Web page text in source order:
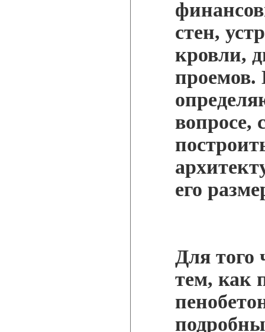
стен,
кровли,
проемов.
вопросе,
его
Для того
тем, как